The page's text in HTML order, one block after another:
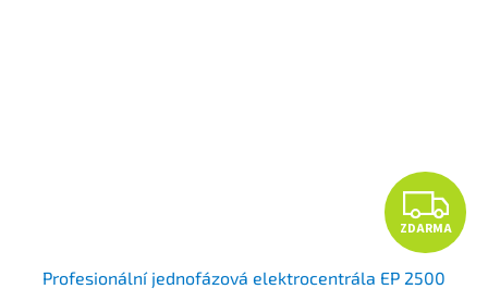
Z
D
ZDARMA
Profesionální jednofázová elektrocentrála EP 2500